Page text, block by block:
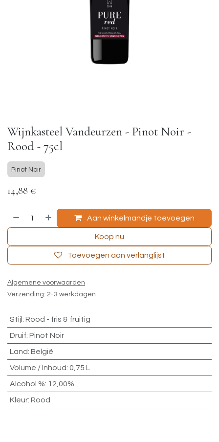
Wijnkasteel Vandeurzen - Pinot Noir -
Rood - 75cl
Pinot Noir
14,88 €
Aan winkelmandje toevoegen
Koop nu
Toevoegen aan verlanglijst
Algemene voorwaarden
Verzending: 2-3 werkdagen
Stijl : Rood - fris & fruitig
Druif: Pinot Noir
Land: België
Volume / Inhoud: 0,75 L
Alcohol %: 12,00%
Kleur: Rood